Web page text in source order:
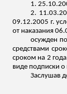
1.
2.
09.12.2005 г.
от наказания
осужден
средствами
сроком на 2
виде подписки о
Заслушав